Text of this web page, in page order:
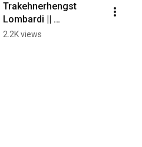
Trakehnerhengst
Lombardi ||
Bernsteinreiter
2.2K views